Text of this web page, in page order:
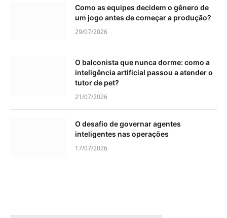
Como as equipes decidem o gênero de
um jogo antes de começar a produção?
29/07/2026
O balconista que nunca dorme: como a
inteligência artificial passou a atender o
tutor de pet?
21/07/2026
O desafio de governar agentes
inteligentes nas operações
17/07/2026